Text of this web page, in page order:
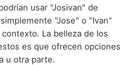
usar "Josivan" de
"Jose" o "Ivan"
La belleza de los
es que ofrecen opciones
u otra parte.